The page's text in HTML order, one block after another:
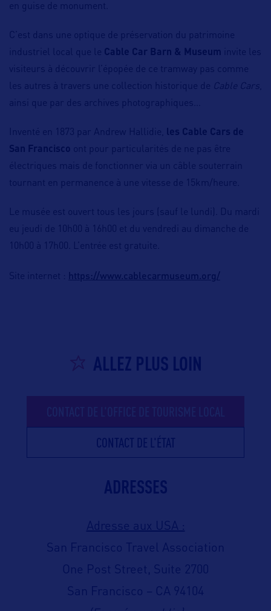
en guise de monument.
C’est dans une optique de préservation du patrimoine
industriel local que le Cable Car Barn & Museum
invite les
visiteurs à découvrir l’épopée de ce tramway pas comme
les autres à travers une collection historique de Cable Cars
ainsi que par des archives photographiques…
Inventé en 1873 par Andrew Hallidie,
les Cable Cars de
San Francisco
ont pour particularités de ne pas être
électriques mais de fonctionner via un câble souterrain
tournant en permanence à une vitesse de 15km/heure.
Le musée est ouvert tous les jours (sauf le lundi). Du mardi
eu jeudi de 10h00 à 16h00 et du vendredi au dimanche de
10h00 à 17h00. L’entrée est gratuite.
Site internet : https://www.cablecarmuseum.org/
ALLEZ PLUS LOIN
CONTACT DE L'ÉTAT
ADRESSES
Adresse aux USA :
San Francisco Travel Association
One Post Street, Suite 2700
San Francisco – CA 94104